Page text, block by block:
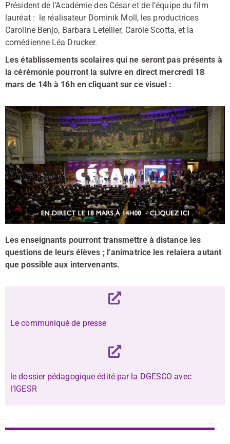
Président de l’Académie des César et de l’équipe du film
lauréat : le réalisateur Dominik Moll, les productrices
Caroline Benjo, Barbara Letellier, Carole Scotta, et la
comédienne Léa Drucker.
Les établissements scolaires qui ne seront pas présents à
la cérémonie pourront la suivre en direct mercredi 18
mars de 14h à 16h en cliquant sur ce visuel :
Les enseignants pourront transmettre à distance les
questions de leurs élèves ; l’animatrice les relaiera autant
que possible aux intervenants.
Le communiqué de presse
le dossier pédagogique édité par la DGESCO avec
l’IGESR